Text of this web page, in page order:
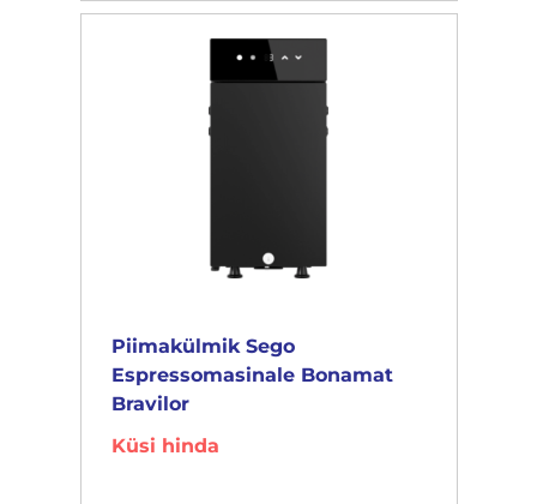
Piimakülmik Sego
Espressomasinale Bonamat
Bravilor
Küsi hinda